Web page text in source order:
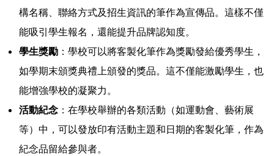
構名稱、聯絡方式及招生資訊的筆作為宣傳品。這樣不僅
能吸引學生報名，還能提升品牌認知度。
學生獎勵 ：學校可以將客製化筆作為獎勵發給優秀學生，
如學期末頒獎典禮上頒發的獎品。這不僅能激勵學生，也
能增強學校的凝聚力。
活動紀念 ：在學校舉辦的各類活動（如運動會、藝術展
等）中，可以發放印有活動主題和日期的客製化筆，作為
紀念品留給參與者。